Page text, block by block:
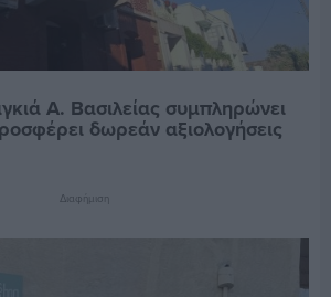
Α. Βασιλείας συμπληρώνει
δωρεάν αξιολογήσεις
Διαφήμιση